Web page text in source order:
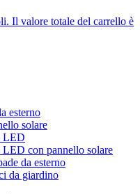
Il valore totale del carrello è
esterno
solare
LED
LED con pannello solare
da esterno
da giardino